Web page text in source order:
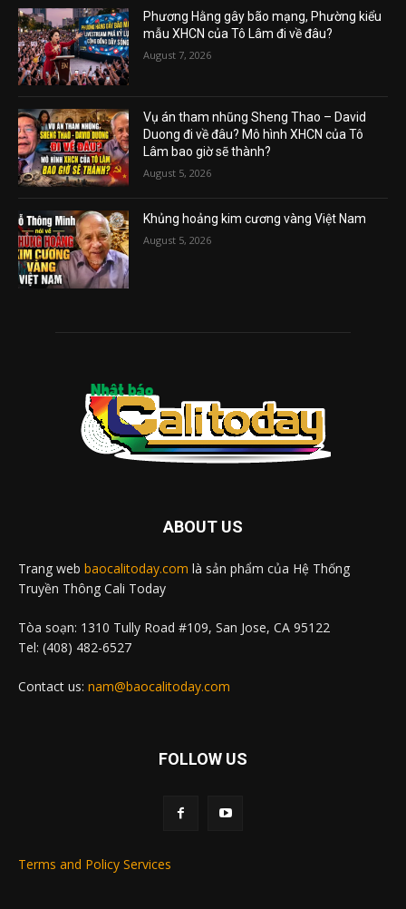
Phương Hằng gây bão mạng, Phường kiểu
mẫu XHCN của Tô Lâm đi về đâu?
August 7, 2026
Vụ án tham nhũng Sheng Thao – David
Duong đi về đâu? Mô hình XHCN của Tô
Lâm bao giờ sẽ thành?
August 5, 2026
Khủng hoảng kim cương vàng Việt Nam
August 5, 2026
ABOUT US
Trang web baocalitoday.com là sản phẩm của Hệ Thống
Truyền Thông Cali Today
Tòa soạn: 1310 Tully Road #109, San Jose, CA 95122
Tel: (408) 482-6527
Contact us: nam@baocalitoday.com
FOLLOW US
Terms and Policy Services